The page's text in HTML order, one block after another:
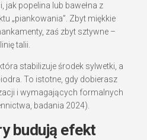
jak popelina lub bawełna z
„piankowania”. Zbyt miękkie
zaś zbyt sztywne –
talii.
stabilizuje środek sylwetki, a
To istotne, gdy dobierasz
i wymagających formalnych
badania 2024).
budują efekt